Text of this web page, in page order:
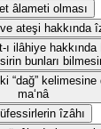
âlameti olması
ateşi hakkında
ilâhiye hakkında
bunları
“dağ”
ma‘nâ
îzâhı